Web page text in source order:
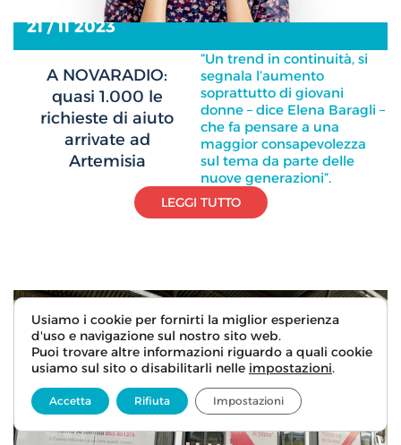
A NOVARADIO:
quasi 1.000 le
richieste di aiuto
arrivate ad
Artemisia
“Un trend in continuità, si
segnala l’aumento
soprattutto di giovani
donne – dice Elena Baragli –
che fa pensare a una
maggior consapevolezza
sul tema da parte delle
nuove generazioni”.
21 / 11 2023
LEGGI TUTTO
Usiamo i cookie per fornirti la miglior esperienza
d'uso e navigazione sul nostro sito web.
Puoi trovare altre informazioni riguardo a quali cookie
usiamo sul sito o disabilitarli nelle impostazioni.
Accetta Rifiuta Impostazioni